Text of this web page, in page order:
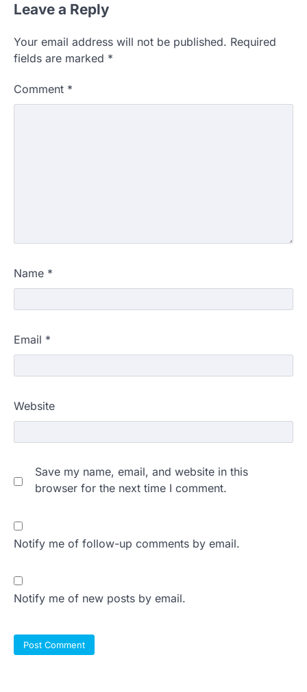
Leave a Reply
Your email address will not be published. Required
fields are marked *
Comment *
Name *
Email *
Website
Save my name, email, and website in this
browser for the next time I comment.
Notify me of follow-up comments by email.
Notify me of new posts by email.